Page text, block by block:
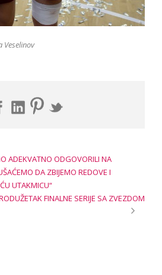
Veselinov
ADEKVATNO ODGOVORILI NA
DA ZBIJEMO REDOVE I
UTAKMICU“
FINALNE SERIJE SA ZVEZDOM